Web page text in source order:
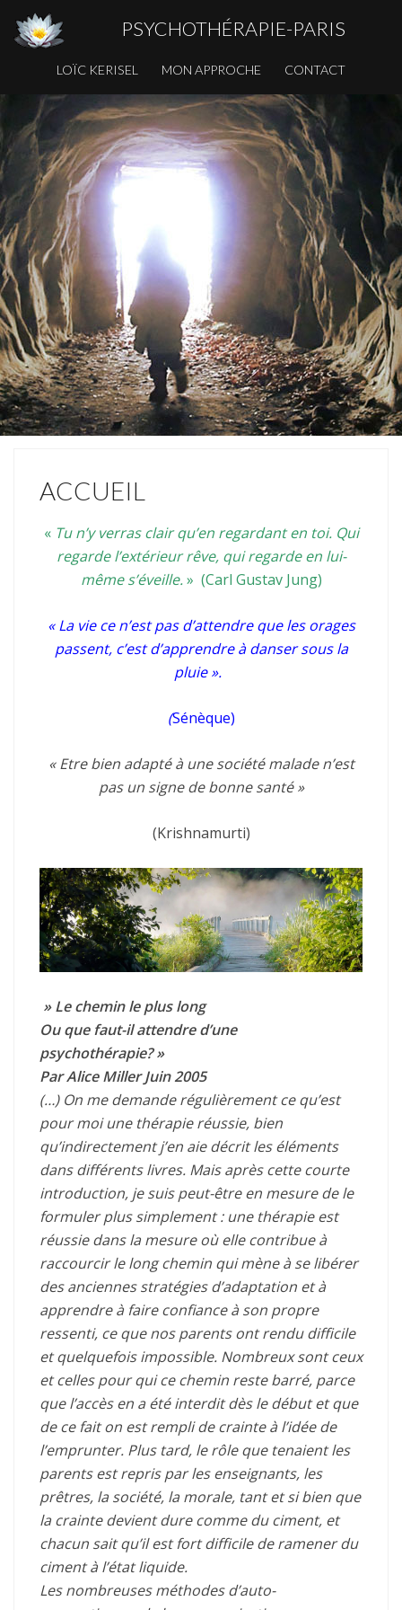
PSYCHOTHÉRAPIE-PARIS
LOÏC KERISEL MON APPROCHE CONTACT
ACCUEIL
« Tu n’y verras clair qu’en regardant en toi. Qui
regarde l’extérieur rêve, qui regarde en lui-
même s’éveille.» (Carl Gustav Jung)
« La vie ce n’est pas d’attendre que les orages
passent, c’est d’apprendre à danser sous la
pluie ».
(Sénèque)
« Etre bien adapté à une société malade n’est
pas un signe de bonne santé »
(Krishnamurti)
» Le chemin le plus long
Ou que faut-il attendre d’une
psychothérapie? »
Par Alice Miller Juin 2005
(…) On me demande régulièrement ce qu’est
pour moi une thérapie réussie, bien
qu’indirectement j’en aie décrit les éléments
dans différents livres. Mais après cette courte
introduction, je suis peut-être en mesure de le
formuler plus simplement : une thérapie est
réussie dans la mesure où elle contribue à
raccourcir le long chemin qui mène à se libérer
des anciennes stratégies d’adaptation et à
apprendre à faire confiance à son propre
ressenti, ce que nos parents ont rendu difficile
et quelquefois impossible. Nombreux sont ceux
et celles pour qui ce chemin reste barré, parce
que l’accès en a été interdit dès le début et que
de ce fait on est rempli de crainte à l’idée de
l’emprunter. Plus tard, le rôle que tenaient les
parents est repris par les enseignants, les
prêtres, la société, la morale, tant et si bien que
la crainte devient dure comme du ciment, et
chacun sait qu’il est fort difficile de ramener du
ciment à l’état liquide.
Les nombreuses méthodes d’auto-